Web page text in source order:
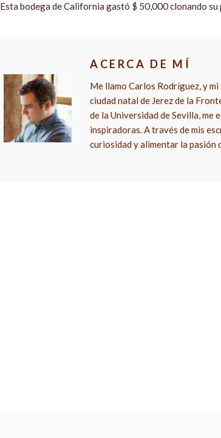
Esta bodega de California gastó $ 50,000 clonando su
ACERCA DE MÍ
Me llamo Carlos Rodríguez, y
ciudad natal de Jerez de la
de la Universidad de Sevilla,
inspiradoras. A través de mis
curiosidad y alimentar la pasión